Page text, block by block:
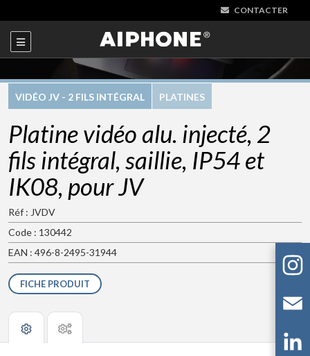
CONTACTER
VIDÉO JV - 2 FILS INTÉGRAL PLATINES
Platine vidéo alu. injecté, 2
fils intégral, saillie, IP54 et
IK08, pour JV
Réf : JVDV
Code : 130442
EAN : 496-8-2495-31944
FICHE PRODUIT